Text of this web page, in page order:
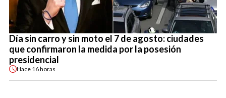
Día sin carro y sin moto el 7 de agosto: ciudades
que confirmaron la medida por la posesión
presidencial
Hace 16 horas